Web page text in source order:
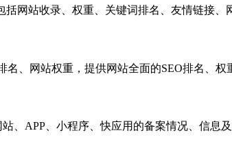
网站收录、权重、关键词排名、友情链接、
、网站权重，提供网站全面的SEO排名、
、APP、小程序、快应用的备案情况、信息